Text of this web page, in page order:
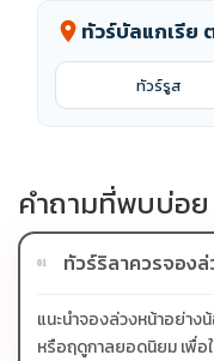
location_on ทัวร์บัลแกเรีย
ทัวร์รูส
คำถามที่พบบ่อย
01 ทัวร์ริลาควรจอง
แนะนำจองล่วงหน้าอย่าง
หรือฤดูกาลยอดนิยม เพื่อใ